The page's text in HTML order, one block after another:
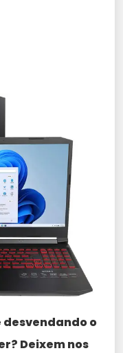
desvendando o
Deixem nos